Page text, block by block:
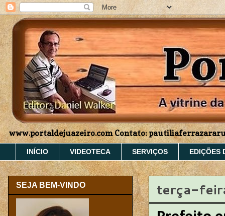
www.portaldejuazeiro.com Contato:
INÍCIO VIDEOTECA SERVIÇOS EDIÇÕES
terça-
SEJA BEM-VINDO